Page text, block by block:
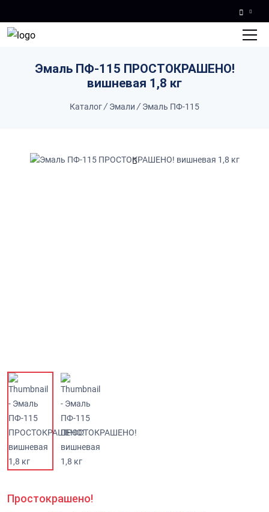
Эмаль ПФ-115 ПРОСТОКРАШЕНО!
вишневая 1,8 кг
Каталог/ Эмали / Эмаль ПФ-115
Простокрашено!